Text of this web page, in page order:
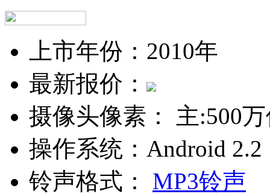
上市年份： 2010年
最新报价：
摄像头像素：
主:500
操作系统： Android 2.2
铃声格式：
MP3铃声